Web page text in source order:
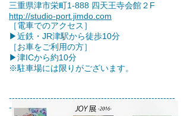
三重県津市栄町1-888 四天王寺会館２F
http://studio-port.jimdo.com
［電車でのアクセス］
▶︎近鉄・JR津駅から徒歩10分
［お車をご利用の方］
▶︎津ICから約10分
※駐車場には限りがございます。
​‐​‐​‐​‐​‐​‐​‐​‐​‐​‐​‐​‐​‐​‐​‐​‐​‐​‐​‐​‐​‐‐​‐​‐​‐​‐​‐​‐​‐​‐​‐​‐​‐​‐​‐​‐​‐​‐​‐​‐​‐​‐‐​‐​‐​‐​‐​‐​‐​‐​‐​‐​‐​‐​‐​‐​
‐​‐​‐​‐​‐​‐​‐